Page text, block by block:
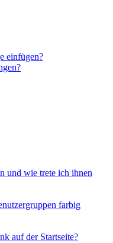
einfügen?
und wie trete ich ihnen
farbig
auf der Startseite?